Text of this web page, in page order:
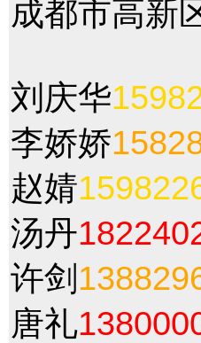
成都市高新
刘庆华
李娇娇
赵婧
汤丹
许剑
唐礼